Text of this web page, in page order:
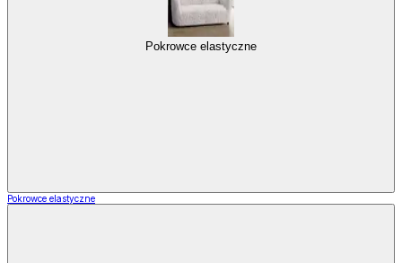
Pokrowce elastyczne
Pokrowce elastyczne